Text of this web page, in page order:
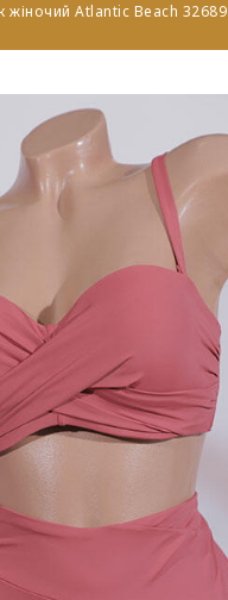
жіночий Atlantic Beach 32689